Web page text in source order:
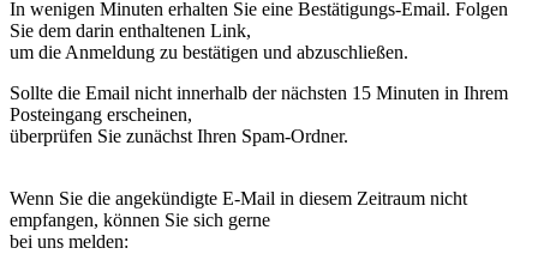
In wenigen Minuten erhalten Sie eine Bestätigungs-Email. Folgen
Sie dem darin enthaltenen Link,
um die Anmeldung zu bestätigen und abzuschließen.
Sollte die Email nicht innerhalb der nächsten 15 Minuten in Ihrem
Posteingang erscheinen,
überprüfen Sie zunächst Ihren Spam-Ordner.
Wenn Sie die angekündigte E-Mail in diesem Zeitraum nicht
empfangen, können Sie sich gerne
bei uns melden: